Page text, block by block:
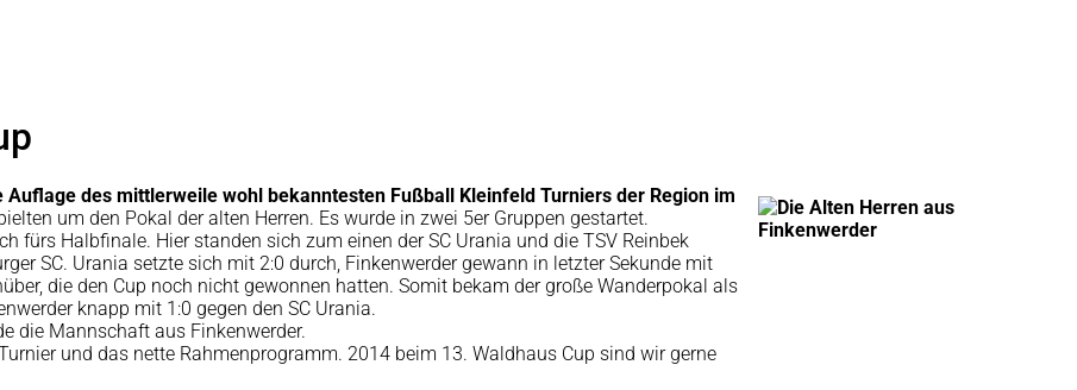
des mittlerweile wohl bekanntesten Fußball Kleinfeld Turniers der Region im
um den Pokal der alten Herren. Es wurde in zwei 5er Gruppen gestartet.
fürs Halbfinale. Hier standen sich zum einen der SC Urania und die TSV Reinbek
SC. Urania setzte sich mit 2:0 durch, Finkenwerder gewann in letzter Sekunde mit
die den Cup noch nicht gewonnen hatten. Somit bekam der große Wanderpokal als
knapp mit 1:0 gegen den SC Urania.
die Mannschaft aus Finkenwerder.
und das nette Rahmenprogramm. 2014 beim 13. Waldhaus Cup sind wir gerne